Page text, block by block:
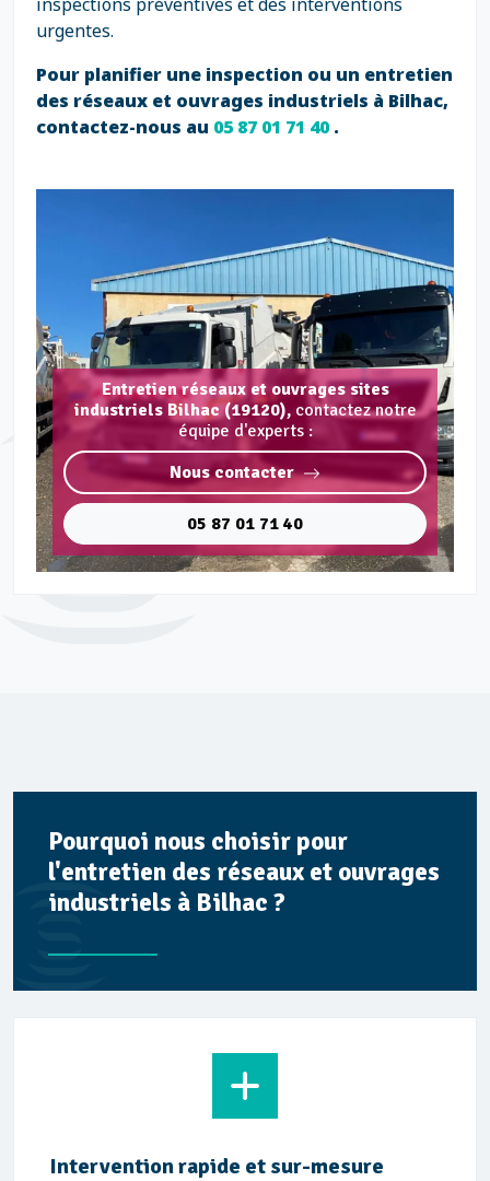
urgentes.
Pour planifier une inspection ou un entretien
des réseaux et ouvrages industriels à Bilhac,
contactez-nous au 05 87 01 71 40.
Entretien réseaux et ouvrages sites
industriels Bilhac (19120), contactez notre
équipe d'experts :
Nous contacter
05 87 01 71 40
Pourquoi nous choisir pour
l'entretien des réseaux et ouvrages
industriels à Bilhac ?
Intervention rapide et sur-mesure